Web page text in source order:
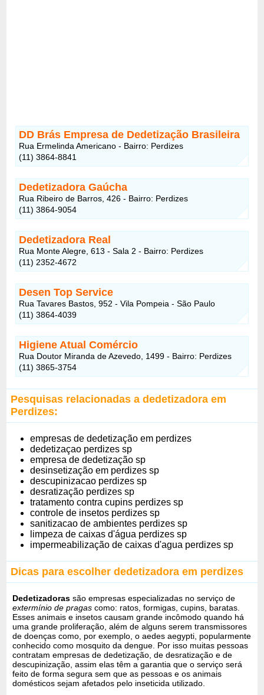
DD Brás Empresa de Dedetização Brasileira
Rua Ermelinda Americano - Bairro: Perdizes
(11) 3864-8841
Dedetizadora Gaúcha
Rua Ribeiro de Barros, 426 - Bairro: Perdizes
(11) 3864-9054
Dedetizadora Real
Rua Monte Alegre, 613 - Sala 2 - Bairro: Perdizes
(11) 2352-4672
Desen Top Service
Rua Tavares Bastos, 952 - Vila Pompeia - São Paulo
(11) 3864-4039
Higiene Atual Comércio
Rua Doutor Miranda de Azevedo, 1499 - Bairro: Perdizes
(11) 3865-3754
Pesquisas relacionadas a dedetizadora em
Perdizes:
empresas de dedetização em perdizes
dedetizaçao perdizes sp
empresa de dedetização sp
desinsetização em perdizes sp
descupinizacao perdizes sp
desratização perdizes sp
tratamento contra cupins perdizes sp
controle de insetos perdizes sp
sanitizacao de ambientes perdizes sp
limpeza de caixas d'água perdizes sp
impermeabilização de caixas d'agua perdizes sp
Dicas para escolher dedetizadora em perdizes
Dedetizadoras são empresas especializadas no serviço de
extermínio de pragas como: ratos, formigas, cupins, baratas.
Esses animais e insetos causam grande incômodo quando há
uma grande proliferação, além de alguns serem transmissores
de doenças como, por exemplo, o aedes aegypti, popularmente
conhecido como mosquito da dengue. Por isso muitas pessoas
contratam empresas de dedetização, de desratização e de
descupinização, assim elas têm a garantia que o serviço será
feito de forma segura sem que as pessoas e os animais
domésticos sejam afetados pelo inseticida utilizado.